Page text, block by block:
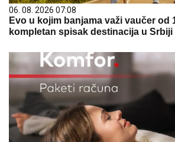
06. 08. 2026 07:08
Evo u kojim banjama važi vaučer od
kompletan spisak destinacija u Srbiji